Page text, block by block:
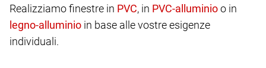
Realizziamo finestre in , in
o in
in base alle vostre esigenze
individuali.